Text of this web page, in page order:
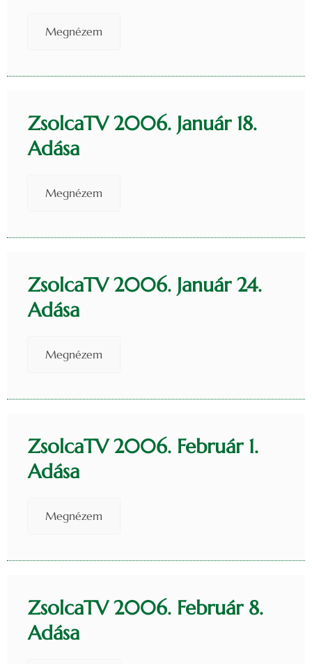
Megnézem
ZsolcaTV 2006. Január 18.
Adása
Megnézem
ZsolcaTV 2006. Január 24.
Adása
Megnézem
ZsolcaTV 2006. Február 1.
Adása
Megnézem
ZsolcaTV 2006. Február 8.
Adása